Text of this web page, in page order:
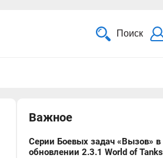
Поиск
Важное
Серии Боевых задач «Вызов» в
обновлении 2.3.1 World of Tanks